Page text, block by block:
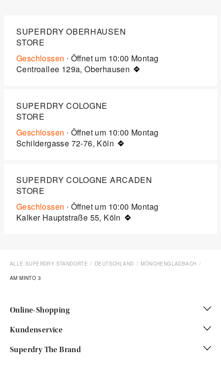
SUPERDRY OBERHAUSEN
STORE
Geschlossen ∙ Öffnet um 10:00 Montag
Centroallee 129a, Oberhausen
SUPERDRY COLOGNE
STORE
Geschlossen ∙ Öffnet um 10:00 Montag
Schildergasse 72-76, Köln
SUPERDRY COLOGNE ARCADEN
STORE
Geschlossen ∙ Öffnet um 10:00 Montag
Kalker Hauptstraße 55, Köln
ALLE SUPERDRY STANDORTE DEUTSCHLAND MÖNCHENGLADBACH
AM MINTO 3
Online-Shopping
Kundenservice
Superdry The Brand